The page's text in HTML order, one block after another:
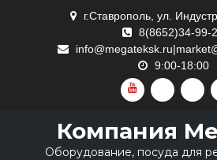
г.Ставрополь, ул.
8(8652)34-99-
9:00-18:00
YOUTUBE
Компания
Оборудование, посуда для